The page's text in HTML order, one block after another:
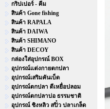
กริปเปอร์ - คีม
สินค้า Gone fishing
สินค้า RAPALA
สินค้า DAIWA
สินค้า SHIMANO
สินค้า DECOY
กล่องใส่อุปกรณ์ BOX
อุปกรณ์แต่งกายตกปลา
อุปกรณ์เสริมคันเบ็ด
อุปกรณ์ตกปลา ตีเหยื่อปลอม
อุปกรณ์ตกปลาบ่อ ธรรมชาติ
อุปกรณ์ ชิงหลิว สปิ๋ว ปลาเกล็ด